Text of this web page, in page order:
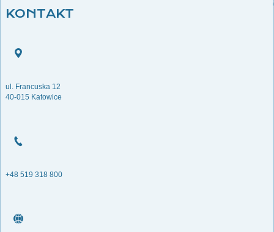
KONTAKT
ul. Francuska 12
40-015 Katowice
+48 519 318 800